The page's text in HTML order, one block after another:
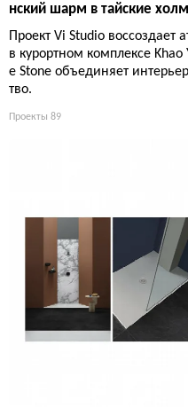
нский шарм в тайские
Проект Vi Studio воссоздает
в курортном комплексе
e Stone объединяет
тво.
Проекты 89